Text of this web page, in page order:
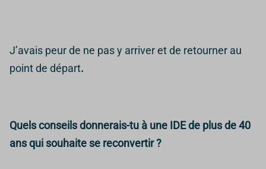
J’avais peur de ne pas y arriver et de retourner au
point de départ.
Quels conseils donnerais-tu à une IDE de plus de 40
ans qui souhaite se reconvertir ?